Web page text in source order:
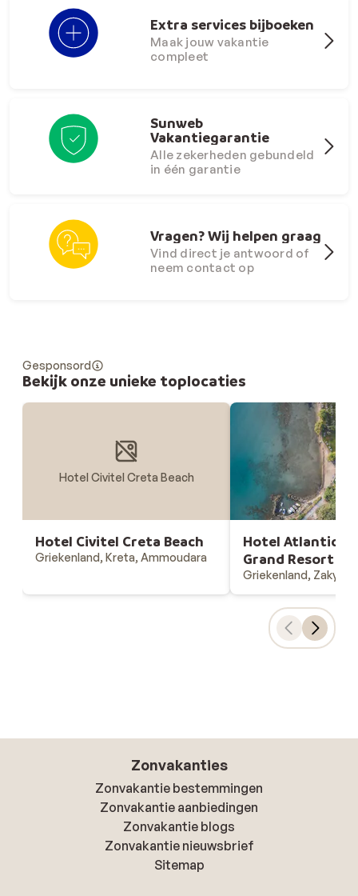
Extra services bijboeken
Maak jouw vakantie
compleet
Sunweb
Vakantiegarantie
Alle zekerheden gebundeld
in één garantie
Vragen? Wij helpen graag
Vind direct je antwoord of
neem contact op
Gesponsord
Bekijk onze unieke toplocaties
Hotel Civitel Creta Beach
Hotel Civitel Creta Beach
Griekenland, Kreta, Ammoudara
Hotel Atlantica
Grand Resort
Griekenland,
Zonvakanties
Zonvakantie bestemmingen
Zonvakantie aanbiedingen
Zonvakantie blogs
Zonvakantie nieuwsbrief
Sitemap